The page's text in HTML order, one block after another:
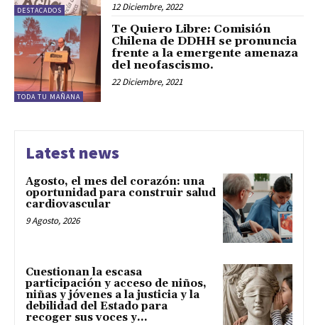
DESTACADOS 12 Diciembre, 2022
TODA TU MAÑANA
Te Quiero Libre: Comisión
Chilena de DDHH se pronuncia
frente a la emergente amenaza
del neofascismo.
22 Diciembre, 2021
Latest news
Agosto, el mes del corazón: una
oportunidad para construir salud
cardiovascular
9 Agosto, 2026
Cuestionan la escasa
participación y acceso de niños,
niñas y jóvenes a la justicia y la
debilidad del Estado para
recoger sus voces y...